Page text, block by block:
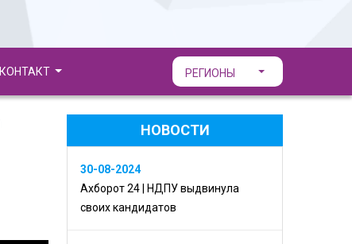
КОНТАКТ РЕГИОНЫ
НОВОСТИ
30-08-2024
Ахборот 24 | НДПУ выдвинула
своих кандидатов